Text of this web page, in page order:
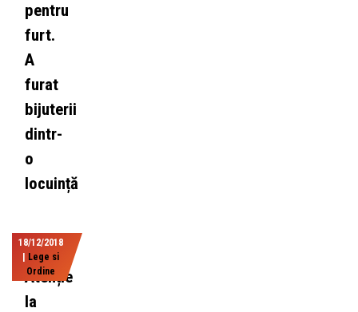
pentru
furt.
A
furat
bijuterii
dintr-
o
locuință
18/12/2018
Lege si
Ordine
Atenție
la